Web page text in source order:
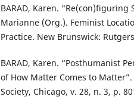
BARAD, Karen. “Re(con)figuring
Marianne (Org.). Feminist
Practice. New Brunswick:
BARAD, Karen. “Posthumanist
of How Matter Comes to
Society, Chicago, v. 28, n. 3, p.